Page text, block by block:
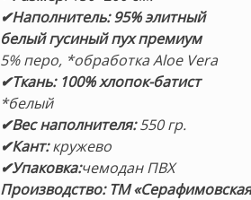
✔Наполнитель: 95%элитный
белый гусиный пух премиум
5% перо, *обработка Aloe Vera
✔Ткань: 100% хлопок-батист
*белый
✔Вес наполнителя:550 гр.
✔Кант:кружево
✔Упаковка:чемодан ПВХ
Производство: ТМ